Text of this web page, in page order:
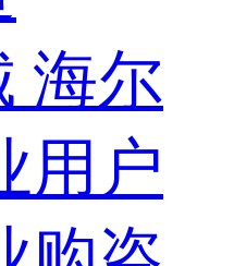
海尔
用户